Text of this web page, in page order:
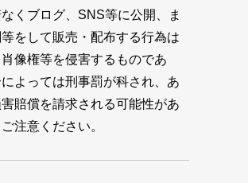
くブログ、SNS等に公開、ま
をして販売・配布する行為は
像権等を侵害するものであ
によっては刑事罰が科され、あ
賠償を請求される可能性があ
注意ください。